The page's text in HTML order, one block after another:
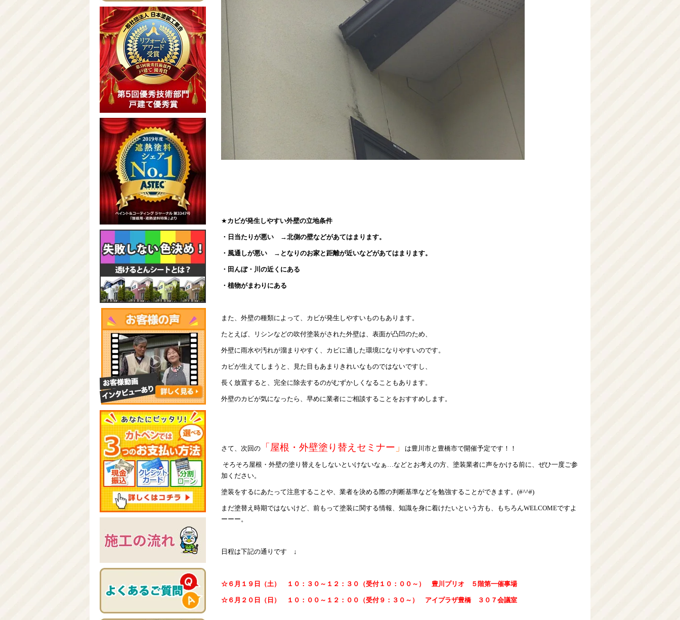
★カビが発生しやすい外壁の立地条件
・日当たりが悪い →北側の壁などがあてはまります。
・風通しが悪い →となりのお家と距離が近いなどがあてはまります。
・田んぼ・川の近くにある
・植物がまわりにある
また、外壁の種類によって、カビが発生しやすいものもあります。
たとえば、リシンなどの吹付塗装がされた外壁は、表面が凸凹のため、
外壁に雨水や汚れが溜まりやすく、カビに適した環境になりやすいのです。
カビが生えてしまうと、見た目もあまりきれいなものではないですし、
長く放置すると、完全に除去するのがむずかしくなることもあります。
外壁のカビが気になったら、早めに業者にご相談することをおすすめします。
さて、次回の 「屋根・外壁塗り替えセミナー 」 は豊川市と豊橋市で開催予定です！！
そろそろ屋根・外壁の塗り替えをしないといけないなぁ…などとお考えの方、塗装業者に声をかける前に、ぜひ一度ご参
加ください。
塗装をするにあたって注意することや、業者を決める際の判断基準などを勉強することができます。(#^^#)
まだ塗替え時期ではないけど、前もって塗装に関する情報、知識を身に着けたいという方も、もちろんWELCOMEですよ
ーーー。
日程は下記の通りです ↓
☆６月１９日（土） １０：３０～１２：３０（受付１０：００～） 豊川プリオ ５階第一催事場
☆６月２０日（日） １０：００～１２：００（受付９：３０～） アイプラザ豊橋 ３０７会議室